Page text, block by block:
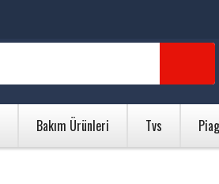
Bakım Ürünleri Tvs